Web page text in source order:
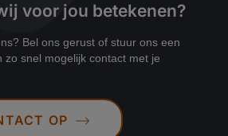
voor jou betekenen?
Bel ons gerust of stuur ons een
zo snel mogelijk contact met je
OP